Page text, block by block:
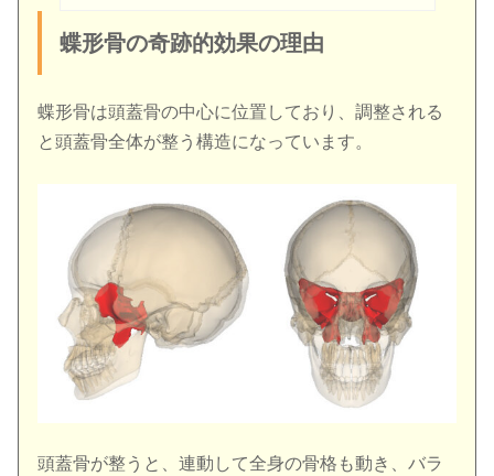
蝶形骨の奇跡的効果の理由
蝶形骨は頭蓋骨の中心に位置しており、調整される
と頭蓋骨全体が整う構造になっています。
頭蓋骨が整うと、連動して全身の骨格も動き、バラ